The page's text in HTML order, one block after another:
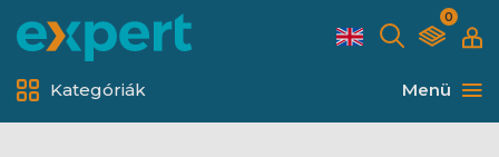
0
Menü
Kategóriák